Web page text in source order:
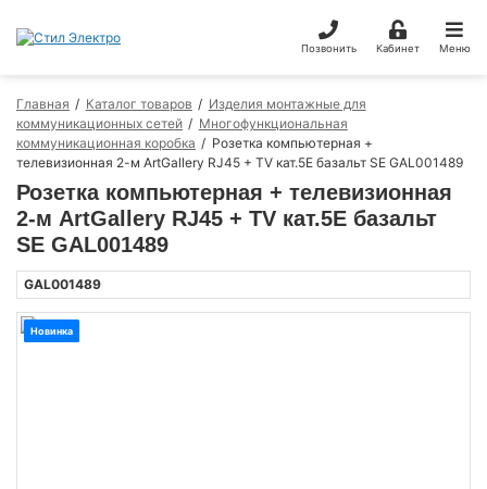
Позвонить Кабинет Меню
Главная Каталог товаров
Изделия монтажные для
коммуникационных сетей
Многофункциональная
коммуникационная коробка
Розетка компьютерная +
телевизионная 2-м ArtGallery RJ45 + TV кат.5E базальт SE GAL001489
Розетка компьютерная + телевизионная
2-м ArtGallery RJ45 + TV кат.5E базальт
SE GAL001489
GAL001489
Новинка